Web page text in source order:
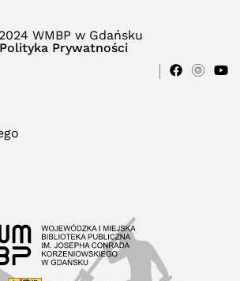
WMBP w Gdańsku
Polityka Prywatności